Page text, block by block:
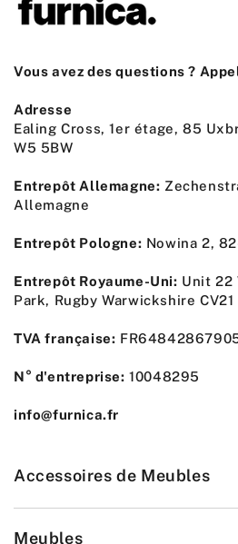
Vous avez des questions ?
Adresse
Ealing Cross, 1er étage, 85
W5 5BW
Entrepôt Allemagne:
Allemagne
Entrepôt Pologne: Nowina 2,
Entrepôt Royaume-Uni: Unit 22
Park, Rugby Warwickshire CV21
TVA française:
N° d'entreprise: 10048295
info@furnica.fr
Accessoires de Meubles
Meubles